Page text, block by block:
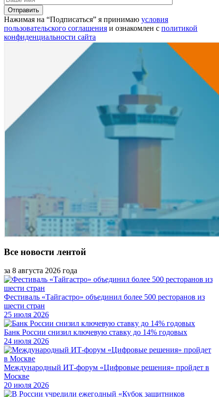
Нажимая на “Подписаться” я принимаю условия
пользовательского соглашения и ознакомлен с политикой
конфиденциальности сайта
Все новости лентой
за 8 августа 2026 года
Фестиваль «Тайгастро» объединил более 500 ресторанов из
шести стран
25 июля 2026
Банк России снизил ключевую ставку до 14% годовых
24 июля 2026
Международный ИТ-форум «Цифровые решения» пройдет в
Москве
20 июля 2026